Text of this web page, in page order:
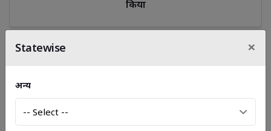
किया
Statewise ×
अन्य